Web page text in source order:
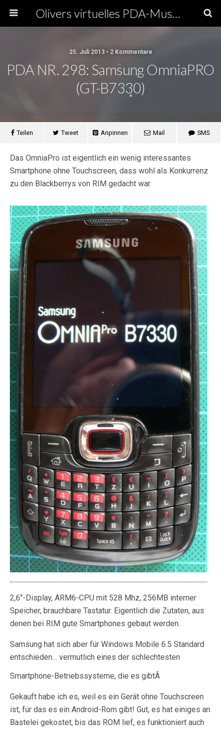
Olivers virtuelles PDA-Museum
25. Juli 2013 • 2 Kommentare
PDA NR. 298: Samsung OmniaPRO
(GT-B7330)
Teilen Tweet Anpinnen Mail SMS
Das OmniaPro ist eigentlich ein wenig interessantes
Smartphone ohne Touchscreen, dass wohl als Konkurrenz
zu den Blackberrys von RIM gedacht war.
2,6″-Display, ARM6-CPU mit 528 Mhz, 256MB interner
Speicher, brauchbare Tastatur. Eigentlich die Zutaten, aus
denen bei RIM gute Smartphones gebaut werden.
Samsung hat sich aber für Windows Mobile 6.5 Standard
entschieden… vermutlich eines der schlechtesten
Smartphone-Betriebssysteme, die es gibtÂ
Gekauft habe ich es, weil es ein Gerät ohne Touchscreen
ist, für das es ein Android-Rom gibt! Gut, es hat einiges an
Bastelei gekostet, bis das ROM lief, es funktioniert auch